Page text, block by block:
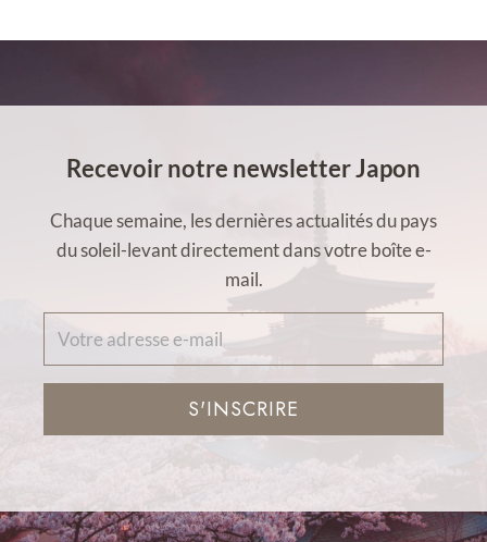
Recevoir notre newsletter Japon
Chaque semaine, les dernières actualités du pays
du soleil-levant directement dans votre boîte e-
mail.
S'INSCRIRE